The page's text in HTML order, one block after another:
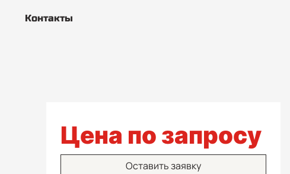
Контакты
Цена по запросу
Оставить заявку